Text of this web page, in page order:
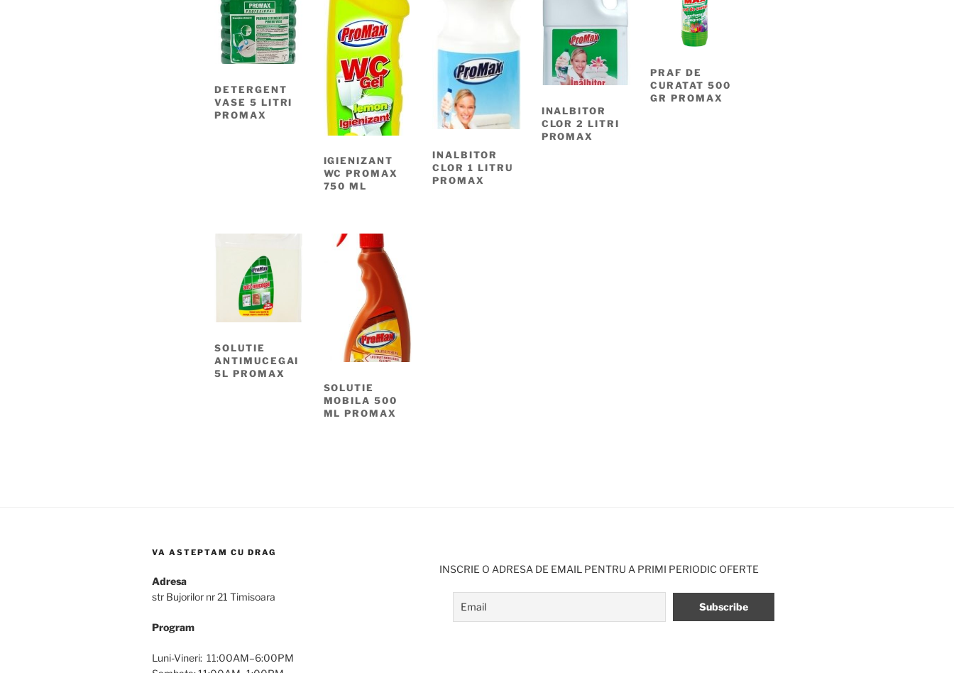
DETERGENT
VASE 5 LITRI
PROMAX
IGIENIZANT
WC PROMAX
750 ML
INALBITOR
CLOR 1 LITRU
PROMAX
INALBITOR
CLOR 2 LITRI
PROMAX
PRAF DE
CURATAT 500
GR PROMAX
SOLUTIE
ANTIMUCEGAI
5L PROMAX
SOLUTIE
MOBILA 500
ML PROMAX
VA ASTEPTAM CU DRAG
Adresa
str Bujorilor nr 21 Timisoara
Program
Luni-Vineri: 11:00AM–6:00PM
INSCRIE O ADRESA DE EMAIL PENTRU A PRIMI PERIODIC OFERTE